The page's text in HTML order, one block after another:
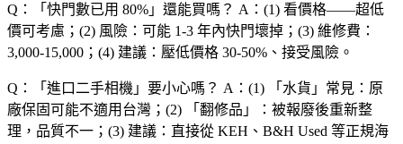
Q：「快門數已用 80%」還能買嗎？ A：(1) 看價格——超低
價可考慮；(2) 風險：可能 1-3 年內快門壞掉；(3) 維修費：
3,000-15,000；(4) 建議：壓低價格 30-50%、接受風險。
Q：「進口二手相機」要小心嗎？ A：(1) 「水貨」常見：原
廠保固可能不適用台灣；(2) 「翻修品」：被報廢後重新整
理，品質不一；(3) 建議：直接從 KEH、B&H Used 等正規海